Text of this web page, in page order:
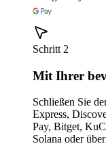
Schritt 2
Mit Ihrer
Schließen Sie
Express,
Pay, Bitget,
Solana oder